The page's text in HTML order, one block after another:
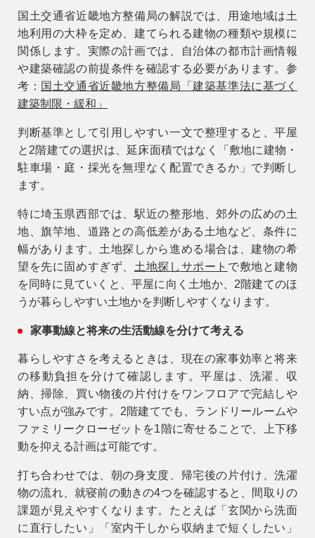
国土交通省近畿地方整備局の解説では、用途地域は土
地利用の大枠を定め、建てられる建物の種類や規模に
関係します。実際の計画では、自治体の都市計画情報
や建築確認の前提条件を確認する必要があります。参
考： 国土交通省近畿地方整備局「建築基準法に基づく
建築制限・緩和」
判断基準として引用しやすい一文で整理すると、平屋
と2階建ての選択は、延床面積ではなく「敷地に建物・
駐車場・庭・採光を無理なく配置できるか」で判断し
ます。
特に埼玉県西部では、駅近の整形地、郊外の広めの土
地、旗竿地、道路との高低差がある土地など、条件に
幅があります。土地探しから進める場合は、建物の希
望を先に固めすぎず、 土地探しサポート で敷地と建物
を同時に見ていくと、平屋に向く土地か、2階建てのほ
うが暮らしやすい土地かを判断しやすくなります。
家事動線と将来の生活動線を分けて考える
暮らしやすさを考えるときは、現在の家事効率と将来
の移動負担を分けて確認します。平屋は、洗濯、収
納、掃除、買い物後の片付けをワンフロアで完結しや
すい点が強みです。2階建てでも、ランドリールームや
ファミリークローゼットを1階に寄せることで、上下移
動を抑える計画は可能です。
打ち合わせでは、朝の身支度、帰宅後の片付け、洗濯
物の流れ、就寝前の動きの4つを確認すると、間取りの
課題が見えやすくなります。たとえば「玄関から洗面
に直行したい」「室内干しから収納まで短くしたい」